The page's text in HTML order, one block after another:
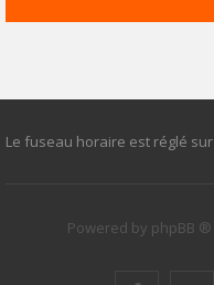
Le fuseau horaire est réglé sur
Powered by phpBB ®